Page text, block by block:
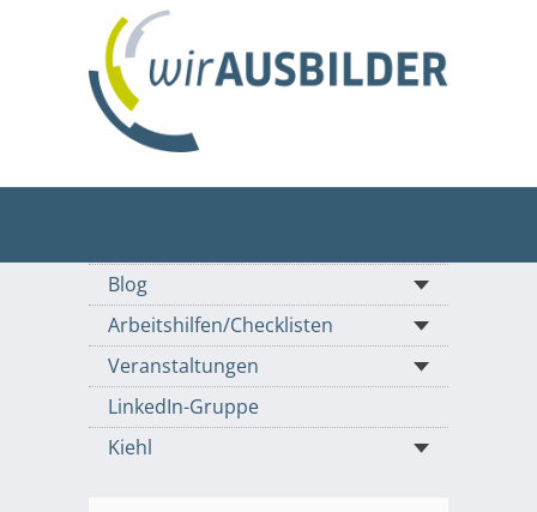
Blog
Arbeitshilfen/Checklisten
Veranstaltungen
LinkedIn-Gruppe
Kiehl